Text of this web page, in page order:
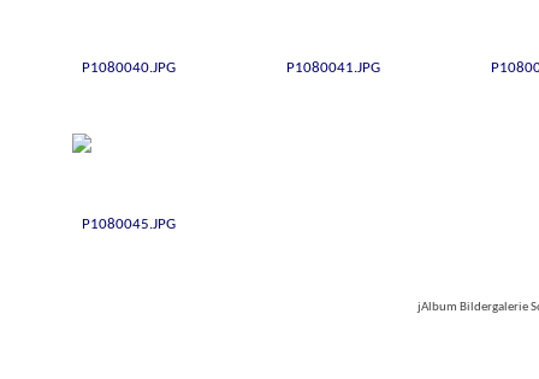
jAlbum Bildergalerie